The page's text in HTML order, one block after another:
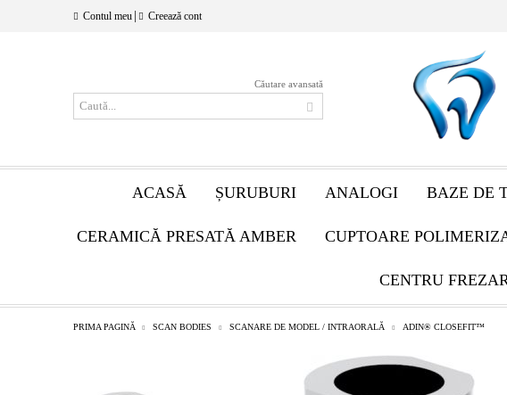
Contul meu Creează cont
Căutare avansată
ACASĂ ȘURUBURI ANALOGI BAZE DE
CERAMICĂ PRESATĂ AMBER CUPTOARE
CENTRU
PRIMA PAGINĂ SCAN BODIES SCANARE DE MODEL / INTRAORALĂ ADIN® CLOSEFIT™